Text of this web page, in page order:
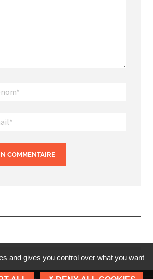
and gives you control over what you want